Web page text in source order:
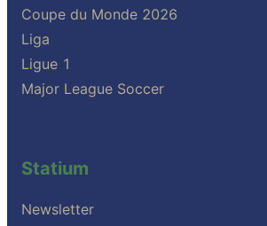
Coupe du Monde 2026
Liga
Ligue 1
Major League Soccer
Statium
Newsletter